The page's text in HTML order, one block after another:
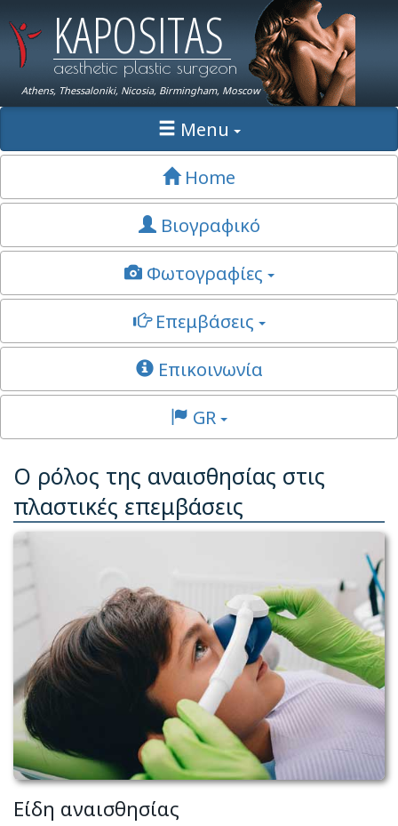
KAPOSITAS
aesthetic plastic surgeon
Athens, Thessaloniki, Nicosia, Birmingham, Moscow
Menu
Home
Βιογραφικό
Φωτογραφίες
Επεμβάσεις
Επικοινωνία
GR
Ο ρόλος της αναισθησίας στις
πλαστικές επεμβάσεις
Είδη αναισθησίας